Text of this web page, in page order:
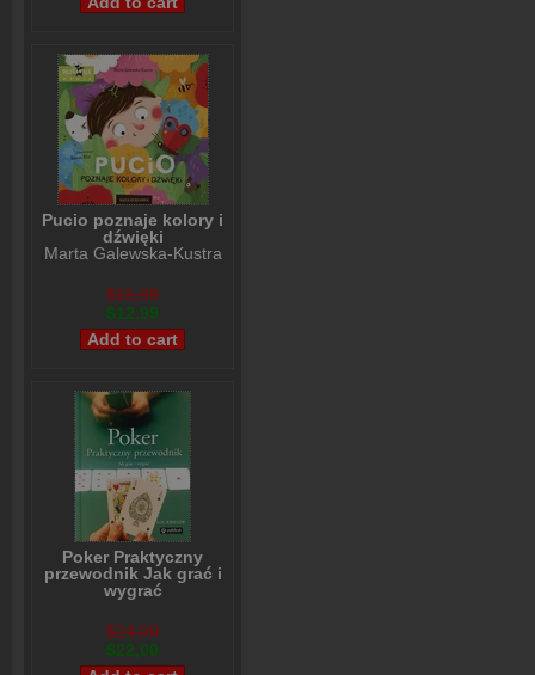
Pucio poznaje kolory i
dźwięki
Marta Galewska-Kustra
$15,99
$12,99
Poker Praktyczny
przewodnik Jak grać i
wygrać
$24,00
$22,00